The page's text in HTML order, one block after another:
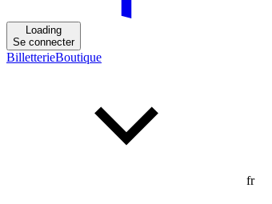
Loading
Se connecter
BilletterieBoutique
fr